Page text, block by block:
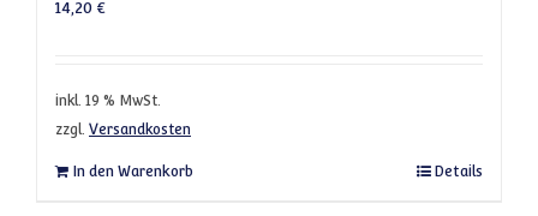
14,20 €
inkl. 19 % MwSt.
zzgl. Versandkosten
In den Warenkorb Details